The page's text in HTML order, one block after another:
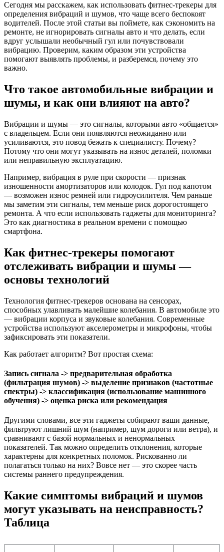
Сегодня мы расскажем, как использовать фитнес-трекеры для
определения вибраций и шумов, что чаще всего беспокоят
водителей. После этой статьи вы поймете, как сэкономить на
ремонте, не игнорировать сигналы авто и что делать, если
вдруг услышали необычный гул или почувствовали
вибрацию. Проверим, каким образом эти устройства
помогают выявлять проблемы, и разберемся, почему это
важно.
Что такое автомобильные вибрации и
шумы, и как они влияют на авто?
Вибрации и шумы — это сигналы, которыми авто «общается»
с владельцем. Если они появляются неожиданно или
усиливаются, это повод бежать к специалисту. Почему?
Потому что они могут указывать на износ деталей, поломки
или неправильную эксплуатацию.
Например, вибрация в руле при скорости — признак
изношенности амортизаторов или колодок. Гул под капотом
— возможен износ ремней или гидроусилителя. Чем раньше
мы заметим эти сигналы, тем меньше риск дорогостоящего
ремонта. А что если использовать гаджеты для мониторинга?
Это как диагностика в реальном времени с помощью
смартфона.
Как фитнес-трекеры помогают
отслеживать вибрации и шумы —
основы технологий
Технология фитнес-трекеров основана на сенсорах,
способных улавливать малейшие колебания. В автомобиле это
— вибрации корпуса и звуковые колебания. Современные
устройства используют акселерометры и микрофоны, чтобы
зафиксировать эти показатели.
Как работает алгоритм? Вот простая схема:
Запись сигнала -> предварительная обработка
(фильтрация шумов) -> выделение признаков (частотные
спектры) -> классификация (использование машинного
обучения) -> оценка риска или рекомендация
Другими словами, все эти гаджеты собирают ваши данные,
фильтруют лишний шум (например, шум дороги или ветра), и
сравнивают с базой нормальных и ненормальных
показателей. Так можно определить отклонения, которые
характерны для конкретных поломок. Рискованно ли
полагаться только на них? Вовсе нет — это скорее часть
системы раннего предупреждения.
Какие симптомы вибраций и шумов
могут указывать на неисправность?
Таблица